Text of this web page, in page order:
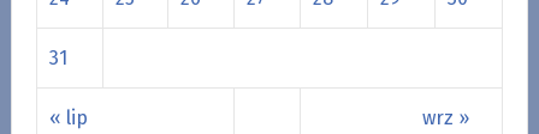
« lip wrz »
31